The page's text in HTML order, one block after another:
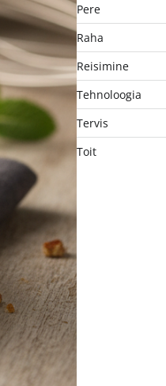
Pere
Raha
Reisimine
Tehnoloogia
Tervis
Toit